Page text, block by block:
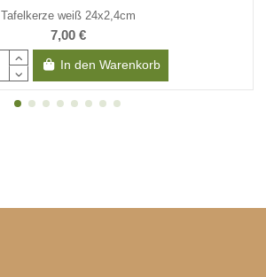
Tafelkerze weiß 24x2,4cm
7,00 €
In den Warenkorb